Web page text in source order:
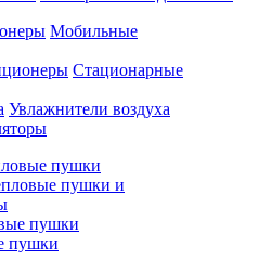
Мобильные
Стационарные
Увлажнители воздуха
пушки
пушки и
пушки
пушки